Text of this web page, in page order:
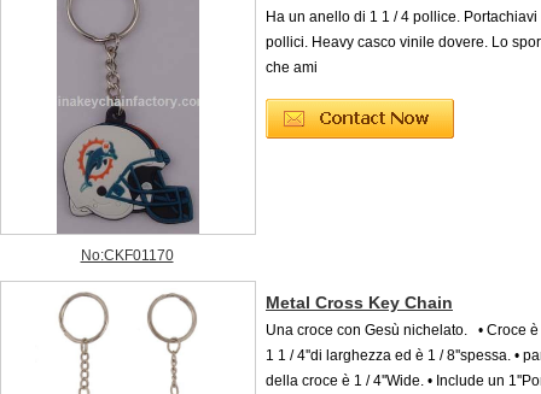
No:CKF01170
Ha un anello di 1 1 / 4 pollice.
pollici. Heavy casco vinile dovere. Lo
che ami
Metal Cross Key Chain
Una croce con Gesù nichelato. • Croce è
1 1 / 4''di larghezza ed è 1 / 8''spessa. •
della croce è 1 / 4''Wide. • Include un